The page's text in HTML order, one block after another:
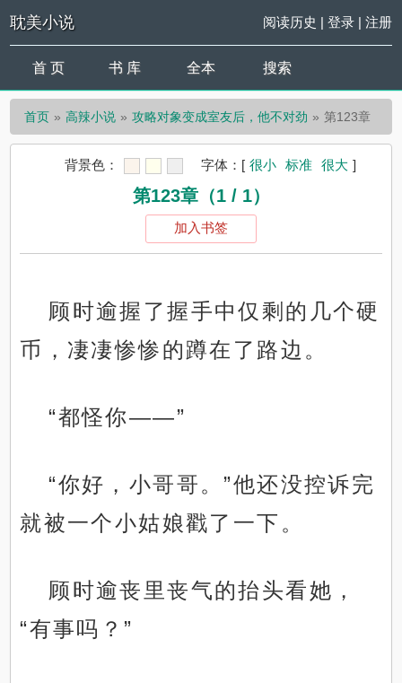
耽美小说 阅读历史 | 登录| 注册
首 页 书 库 全本 搜索
首页 高辣小说 攻略对象变成室友后，他不对劲 第123章
背景色： 字体： [ 很小 标准 很大 ]
第123章（1 / 1）
加入书签
顾时逾握了握手中仅剩的几个硬
币，凄凄惨惨的蹲在了路边。
“都怪你——”
“你好，小哥哥。”他还没控诉完
就被一个小姑娘戳了一下。
顾时逾丧里丧气的抬头看她，
“有事吗？”